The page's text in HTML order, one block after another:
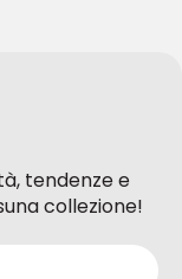
tendenze e
collezione!